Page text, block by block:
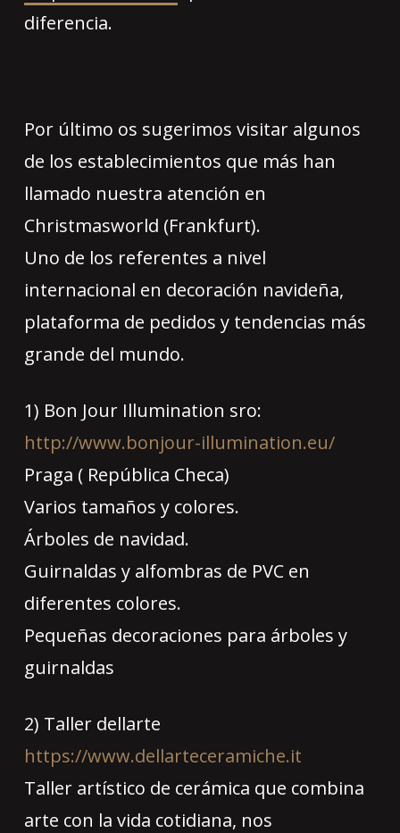
diferencia.
Por último os sugerimos visitar algunos
de los establecimientos que más han
llamado nuestra atención en
Christmasworld (Frankfurt).
Uno de los referentes a nivel
internacional en decoración navideña,
plataforma de pedidos y tendencias más
grande del mundo.
1) Bon Jour Illumination sro:
http://www.bonjour-illumination.eu/
Praga ( República Checa)
Varios tamaños y colores.
Árboles de navidad.
Guirnaldas y alfombras de PVC en
diferentes colores.
Pequeñas decoraciones para árboles y
guirnaldas
2) Taller dellarte
https://www.dellarteceramiche.it
Taller artístico de cerámica que combina
arte con la vida cotidiana, nos